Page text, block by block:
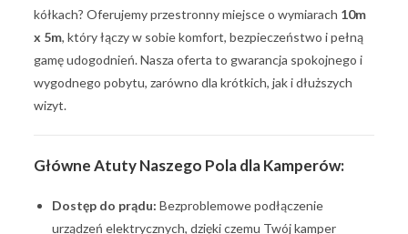
kółkach? Oferujemy przestronny miejsce o wymiarach 10m
x 5m, który łączy w sobie komfort, bezpieczeństwo i pełną
gamę udogodnień. Nasza oferta to gwarancja spokojnego i
wygodnego pobytu, zarówno dla krótkich, jak i dłuższych
wizyt.
Główne Atuty Naszego Pola dla Kamperów:
Dostęp do prądu: Bezproblemowe podłączenie
urządzeń elektrycznych, dzięki czemu Twój kamper